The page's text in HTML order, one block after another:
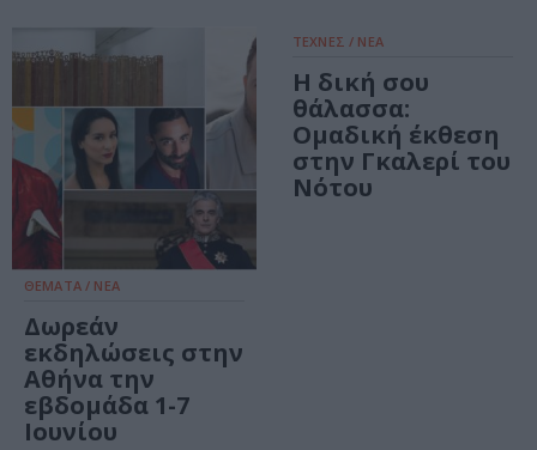
ΘΕΜΑΤΑ / ΝΕΑ
Δωρεάν
εκδηλώσεις στην
Αθήνα την
εβδομάδα 1-7
Ιουνίου
ΤΕΧΝΕΣ / ΝΕΑ
Η δική σου
θάλασσα:
Ομαδική έκθεση
στην Γκαλερί του
Νότου